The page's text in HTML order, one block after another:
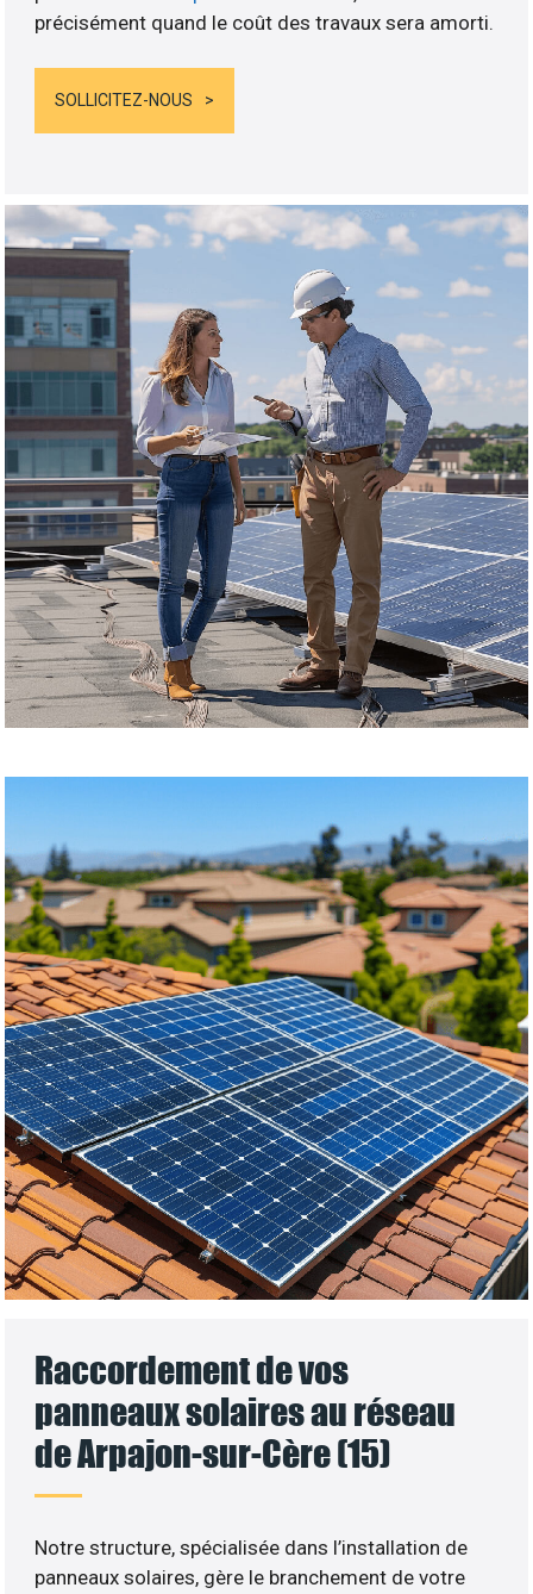
précisément quand le coût des travaux sera amorti.
SOLLICITEZ-NOUS
Raccordement de vos
panneaux solaires au réseau
de Arpajon-sur-Cère (15)
Notre structure, spécialisée dans l’installation de
panneaux solaires, gère le branchement de votre